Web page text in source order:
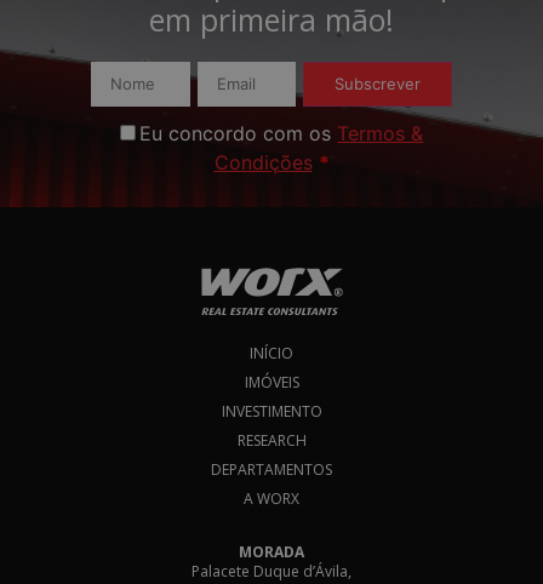
em primeira mão!​
Subscrever
Eu concordo com os Termos &
Condições *
INÍCIO
IMÓVEIS
INVESTIMENTO
RESEARCH
DEPARTAMENTOS
A WORX
MORADA
Palacete Duque d’Ávila,